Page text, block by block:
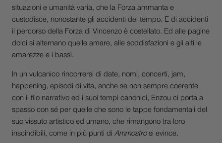
situazioni e umanità varia, che la Forza ammanta e
custodisce, nonostante gli accidenti del tempo. E di accidenti
il percorso della Forza di Vincenzo è costellato. Ed alle pagine
dolci si alternano quelle amare, alle soddisfazioni e gli alti le
amarezze e i bassi.
In un vulcanico rincorrersi di date, nomi, concerti, jam,
happening, episodi di vita, anche se non sempre coerente
con il filo narrativo ed i suoi tempi canonici, Enzou ci porta a
spasso con sé per quelle che sono le tappe fondamentali del
suo vissuto artistico ed umano, che rimangono tra loro
inscindibili, come in più punti di Ammostrosi evince.